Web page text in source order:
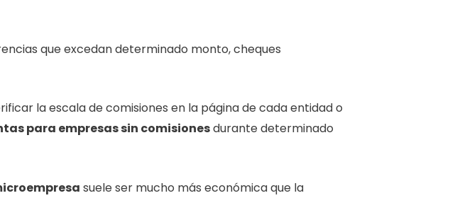
que excedan determinado monto, cheques
la escala de comisiones en la página de cada entidad o
para empresas sin comisionesdurante determinado
suele ser mucho más económica que la